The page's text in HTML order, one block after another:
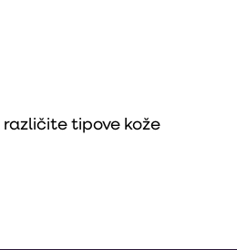
različite tipove kože